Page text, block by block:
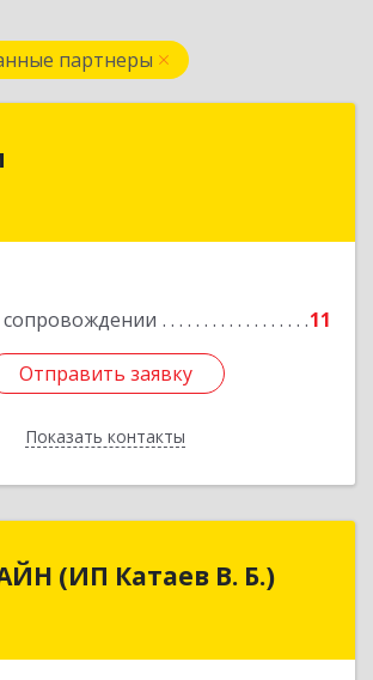
партнеры
11
Отправить заявку
Показать контакты
Отправить заявку
Назад
(ИП Катаев В. Б.)
(ИП Катаев В. Б.)
обл, Черемхово г, Ленина ул,